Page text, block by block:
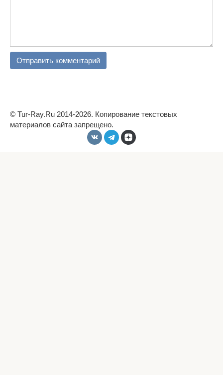
© Tur-Ray.Ru 2014-2026. Копирование текстовых
материалов сайта запрещено.